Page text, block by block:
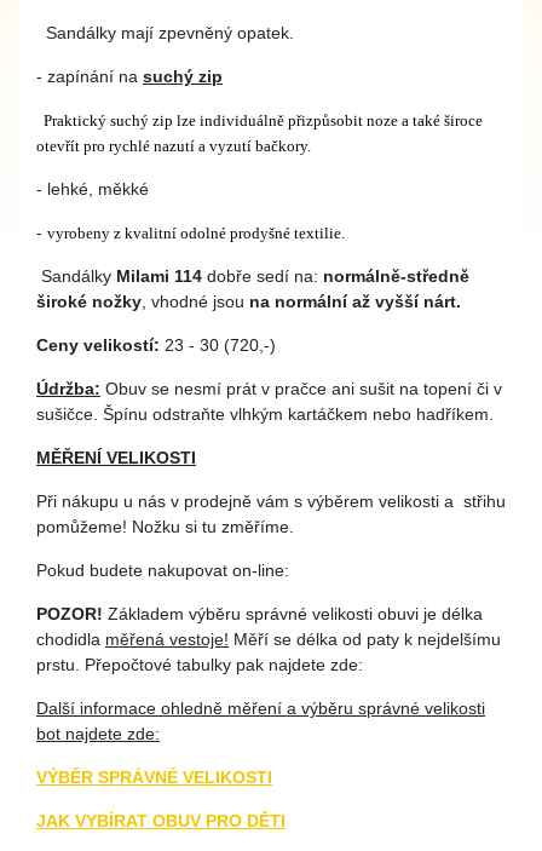
Sandálky mají zpevněný opatek.
- zapínání na suchý zip
Praktický suchý zip lze individuálně přizpůsobit noze a také široce
otevřít pro rychlé nazutí a vyzutí bačkory.
- lehké, měkké
- vyrobeny z kvalitní odolné prodyšné textilie.
Sandálky Milami 114 dobře sedí na: normálně-středně
široké nožky , vhodné jsou na normální až vyšší nárt.
Ceny velikostí: 23 - 30 (720,-)
Údržba: Obuv se nesmí prát v pračce ani sušit na topení či v
sušičce. Špínu odstraňte vlhkým kartáčkem nebo hadříkem.
MĚŘENÍ VELIKOSTI
Při nákupu u nás v prodejně vám s výběrem velikosti a střihu
pomůžeme! Nožku si tu změříme.
Pokud budete nakupovat on-line:
POZOR! Základem výběru správné velikosti obuvi je délka
chodidla měřená vestoje! Měří se délka od paty k nejdelšímu
prstu. Přepočtové tabulky pak najdete zde:
Další informace ohledně měření a výběru správné velikosti
bot najdete zde:
VÝBĚR SPRÁVNÉ VELIKOSTI
JAK VYBÍRAT OBUV PRO DĚTI